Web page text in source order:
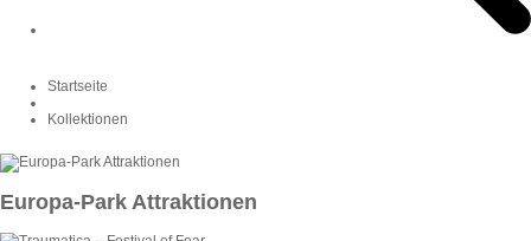
Startseite
Kollektionen
Europa-Park Attraktionen